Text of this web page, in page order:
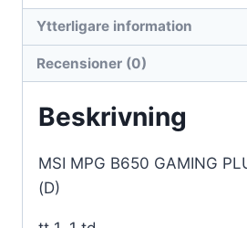
Ytterligare information
Recensioner (0)
Beskrivning
MSI MPG B650 GAMING
(D)